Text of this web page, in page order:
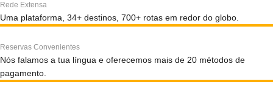
Rede Extensa
Uma plataforma, 34+ destinos, 700+ rotas em redor do globo.
Reservas Convenientes
Nós falamos a tua língua e oferecemos mais de 20 métodos de
pagamento.